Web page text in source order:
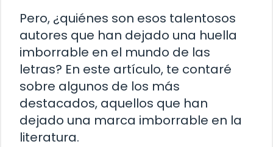
Pero, ¿quiénes son esos talentosos
autores que han dejado una huella
imborrable en el mundo de las
letras? En este artículo, te contaré
sobre algunos de los más
destacados, aquellos que han
dejado una marca imborrable en la
literatura.